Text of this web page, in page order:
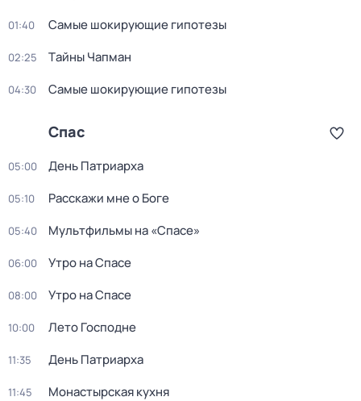
01:40 Самые шoкиpующие гипотезы
02:25 Тaйны Чапман
04:30 Самые шoкиpующие гипотезы
Спас
05:00 День Патриарха
05:10 Расскажи мне о Боге
05:40 Мультфильмы на «Спасе»
06:00 Утро на Спасе
08:00 Утро на Спасе
10:00 Лето Господне
11:35 День Патриарха
11:45 Монастырская кухня